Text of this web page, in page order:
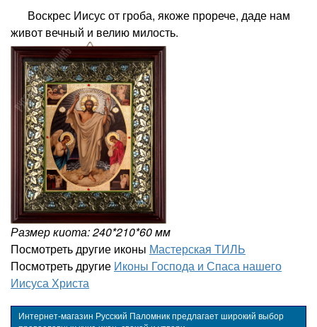
Воскрес Иисус от гроба, якоже прорече, даде нам
живот вечный и велию милость.
Размер киота: 240*210*60 мм
Посмотреть другие иконы Мастерская ТИЛЬ
Посмотреть другие Иконы Господа и Спаса нашего
Иисуса Христа
Интернет-магазин Русский Паломник предлагает широкий выбор